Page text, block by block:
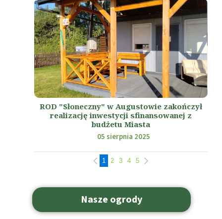
ROD "Słoneczny" w Augustowie zakończył
realizację inwestycji sfinansowanej z
budżetu Miasta
05 sierpnia 2025
1 2 3 4 5
Nasze ogrody